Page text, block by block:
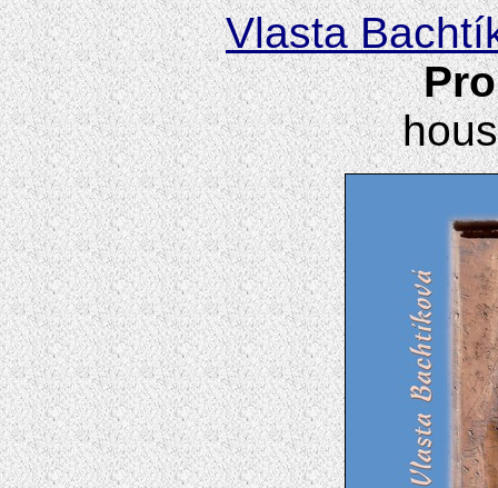
Vlasta